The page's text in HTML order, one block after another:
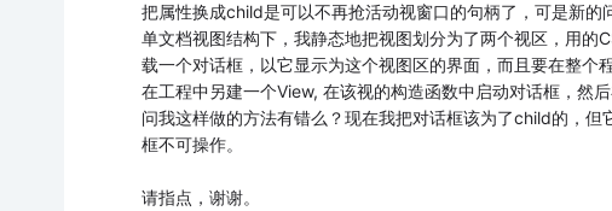
把属性换成child是可以不再抢活动视窗口的句柄了，可是新的
单文档视图结构下，我静态地把视图划分为了两个视区，用
载一个对话框，以它显示为这个视图区的界面，而且要在整
在工程中另建一个View, 在该视的构造函数中启动对话框，然
问我这样做的方法有错么？现在我把对话框该为了child的，
框不可操作。
请指点，谢谢。